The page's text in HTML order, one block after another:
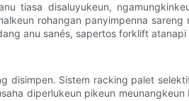
tiasa disaluyukeun,
rohangan panyimpenna
anu sanés, sapertos forklift
disimpen. Sistem racking palet
diperlukeun pikeun